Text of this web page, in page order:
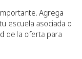
Agrega
escuela asociada o
de la oferta para